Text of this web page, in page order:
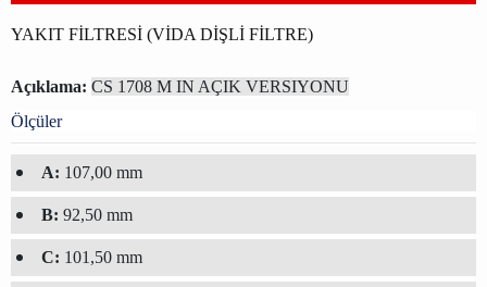
YAKIT FİLTRESİ (VİDA DİŞLİ FİLTRE)
Açıklama: CS 1708 M IN AÇIK VERSIYONU
Ölçüler
A: 107,00 mm
B: 92,50 mm
C: 101,50 mm